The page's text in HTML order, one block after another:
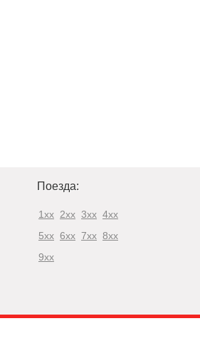
Поезда:
1xx 2xx 3xx 4xx
5xx 6xx 7xx 8xx
9xx